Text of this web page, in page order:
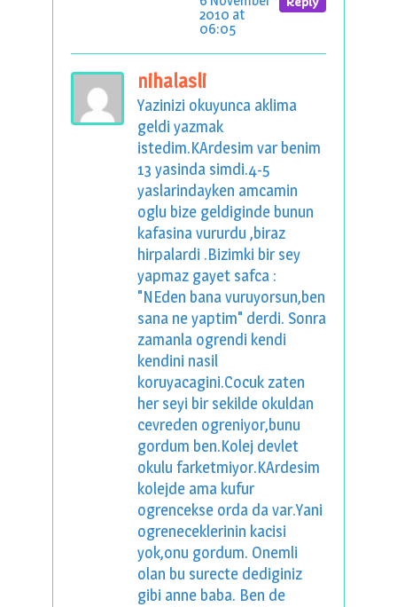
2010 at
06:05
nihalasli
Yazinizi okuyunca aklima
geldi yazmak
istedim.KArdesim var benim
13 yasinda simdi.4-5
yaslarindayken amcamin
oglu bize geldiginde bunun
kafasina vururdu ,biraz
hirpalardi .Bizimki bir sey
yapmaz gayet safca :
"NEden bana vuruyorsun,ben
sana ne yaptim" derdi. Sonra
zamanla ogrendi kendi
kendini nasil
koruyacagini.Cocuk zaten
her seyi bir sekilde okuldan
cevreden ogreniyor,bunu
gordum ben.Kolej devlet
okulu farketmiyor.KArdesim
kolejde ama kufur
ogrencekse orda da var.Yani
ogreneceklerinin kacisi
yok,onu gordum. Onemli
olan bu surecte dediginiz
gibi anne baba. Ben de